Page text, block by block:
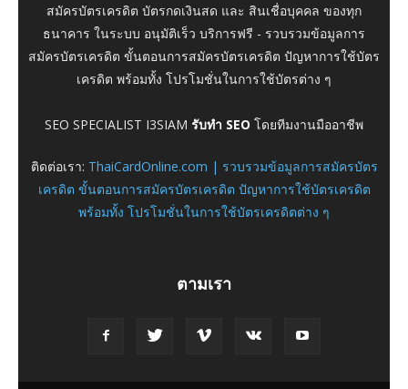
สมัครบัตรเครดิต บัตรกดเงินสด และ สินเชื่อบุคคล ของทุก
ธนาคาร ในระบบ อนุมัติเร็ว บริการฟรี - รวบรวมข้อมูลการ
สมัครบัตรเครดิต ขั้นตอนการสมัครบัตรเครดิต ปัญหาการใช้บัตร
เครดิต พร้อมทั้ง โปรโมชั่นในการใช้บัตรต่าง ๆ
SEO SPECIALIST I3SIAM รับทำ SEO โดยทีมงานมืออาชีพ
ติดต่อเรา: ThaiCardOnline.com | รวบรวมข้อมูลการสมัครบัตร
เครดิต ขั้นตอนการสมัครบัตรเครดิต ปัญหาการใช้บัตรเครดิต
พร้อมทั้ง โปรโมชั่นในการใช้บัตรเครดิตต่าง ๆ
ตามเรา